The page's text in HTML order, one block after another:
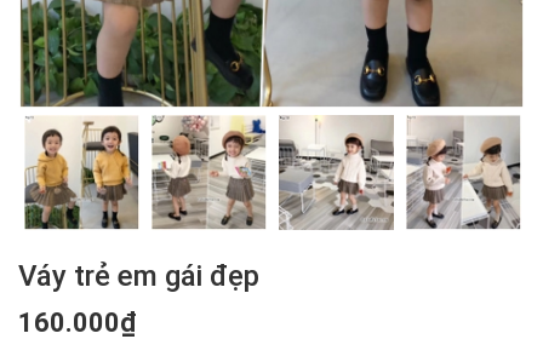
Váy trẻ em gái đẹp
160.000₫